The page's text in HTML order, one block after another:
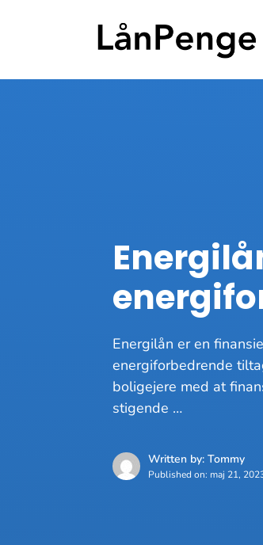
Energilån er en
energiforbedrende
boligejere med at
stigende …
Written by: Tommy
Published on: maj 21,